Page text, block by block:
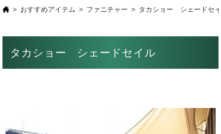
おすすめアイテム ファニチャー タカショー シェードセ
タカショー シェードセイル